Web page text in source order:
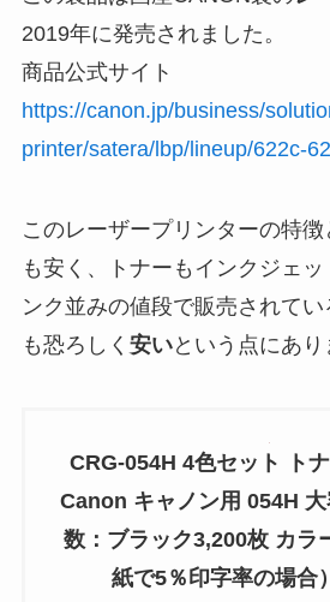
2019年に発売されました。
商品公式サイト
https://canon.jp/business/
printer/satera/lbp/lineup/622c-
このレーザープリンターの特
も安く、トナーもインクジェ
ンク並みの値段で販売されてい
も恐ろしく 安いという点にあり
CRG-054H 4色セット ト
Canon キャノン用 054H
数：ブラック3,200枚 カラ
紙で5％印字率の場合